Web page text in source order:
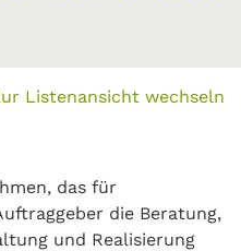
Listenansicht wechseln
das für
die Beratung,
und Realisierung